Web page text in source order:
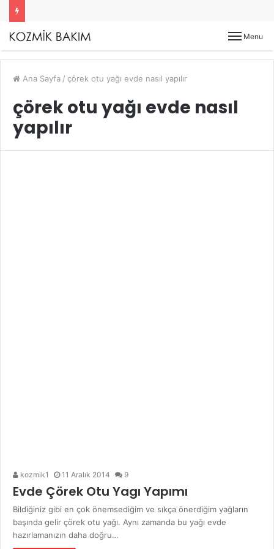
Menu
Ana Sayfa / çörek otu yağı evde nasıl yapılır
çörek otu yağı evde nasıl
yapılır
kozmik1 11 Aralık 2014 9
Evde Çörek Otu Yagı Yapımı
Bildiğiniz gibi en çok önemsediğim ve sıkça önerdiğim yağların
başında gelir çörek otu yağı. Aynı zamanda bu yağı evde
hazırlamanızın daha doğru…